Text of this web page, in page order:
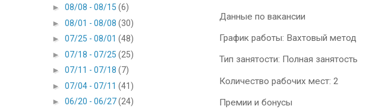
Данные по вакансии
График работы: Вахтовый метод
Тип занятости: Полная занятость
Количество рабочих мест: 2
Премии и бонусы
► 08/08 - 08/15 (6)
► 08/01 - 08/08 (30)
► 07/25 - 08/01 (48)
► 07/18 - 07/25 (25)
► 07/11 - 07/18 (7)
► 07/04 - 07/11 (41)
► 06/20 - 06/27(24)